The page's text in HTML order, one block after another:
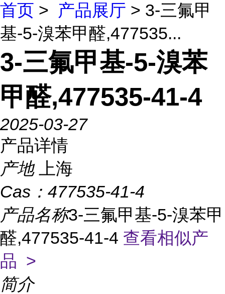
首页 > 产品展厅 > 3-三氟甲
基-5-溴苯甲醛,477535...
3-三氟甲基-5-溴苯
甲醛,477535-41-4
2025-03-27
产品详情
产地
上海
Cas： 477535-41-4
产品名称3-三氟甲基-5-溴苯甲
醛,477535-41-4 查看相似产
品 >
简介